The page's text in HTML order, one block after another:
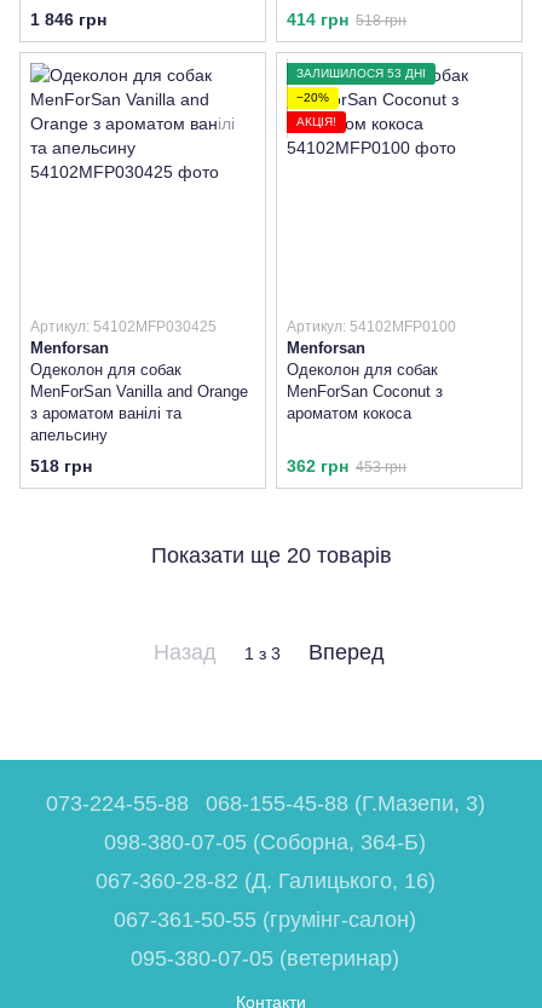
1 846 грн 414 грн 518 грн
Артикул: 54102MFP030425
Menforsan
Одеколон для собак
MenForSan Vanilla and Orange
з ароматом ванілі та
апельсину
518 грн
ЗАЛИШИЛОСЯ 53 ДНІ
−20%
АКЦІЯ!
Артикул: 54102MFP0100
Menforsan
Одеколон для собак
MenForSan Coconut з
ароматом кокоса
362 грн 453 грн
Показати ще 20 товарів
Назад 1 з 3 Вперед
073-224-55-88
068-155-45-88 (Г.Мазепи, 3)
098-380-07-05 (Соборна, 364-Б)
067-360-28-82 (Д. Галицького, 16)
067-361-50-55 (грумінг-салон)
095-380-07-05 (ветеринар)
Контакти